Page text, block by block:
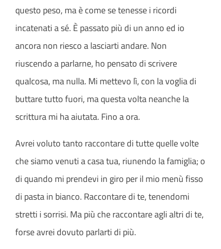
questo peso, ma è come se tenesse i ricordi
incatenati a sé. È passato più di un anno ed io
ancora non riesco a lasciarti andare. Non
riuscendo a parlarne, ho pensato di scrivere
qualcosa, ma nulla. Mi mettevo lì, con la voglia di
buttare tutto fuori, ma questa volta neanche la
scrittura mi ha aiutata. Fino a ora.
Avrei voluto tanto raccontare di tutte quelle volte
che siamo venuti a casa tua, riunendo la famiglia; o
di quando mi prendevi in giro per il mio menù fisso
di pasta in bianco. Raccontare di te, tenendomi
stretti i sorrisi. Ma più che raccontare agli altri di te,
forse avrei dovuto parlarti di più.